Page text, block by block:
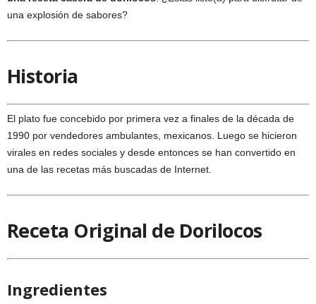
una explosión de sabores?
Historia
El plato fue concebido por primera vez a finales de la década de
1990 por vendedores ambulantes, mexicanos. Luego se hicieron
virales en redes sociales y desde entonces se han convertido en
una de las recetas más buscadas de Internet.
Receta Original de Dorilocos
Ingredientes